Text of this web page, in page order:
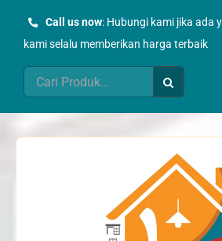
Call us now: Hubungi kami jika ada
kami selalu memberikan harga terbaik
Search
for: